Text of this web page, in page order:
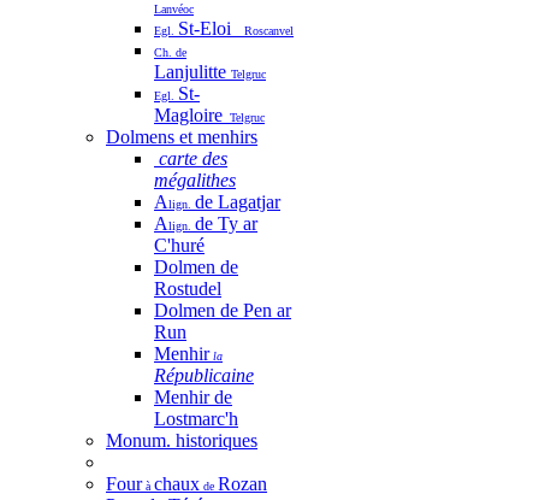
Lanvéoc
Egl. St-Eloi
Roscanvel
Ch. de
Lanjulitte Telgruc
Egl. St-
Magloire Telgruc
Dolmens et menhirs
carte des
mégalithes
Align. de Lagatjar
Align. de Ty ar
C'huré
Dolmen de
Rostudel
Dolmen de Pen ar
Run
Menhirla
Républicaine
Menhir de
Lostmarc'h
Monum. historiques
Fourà chaux de Rozan